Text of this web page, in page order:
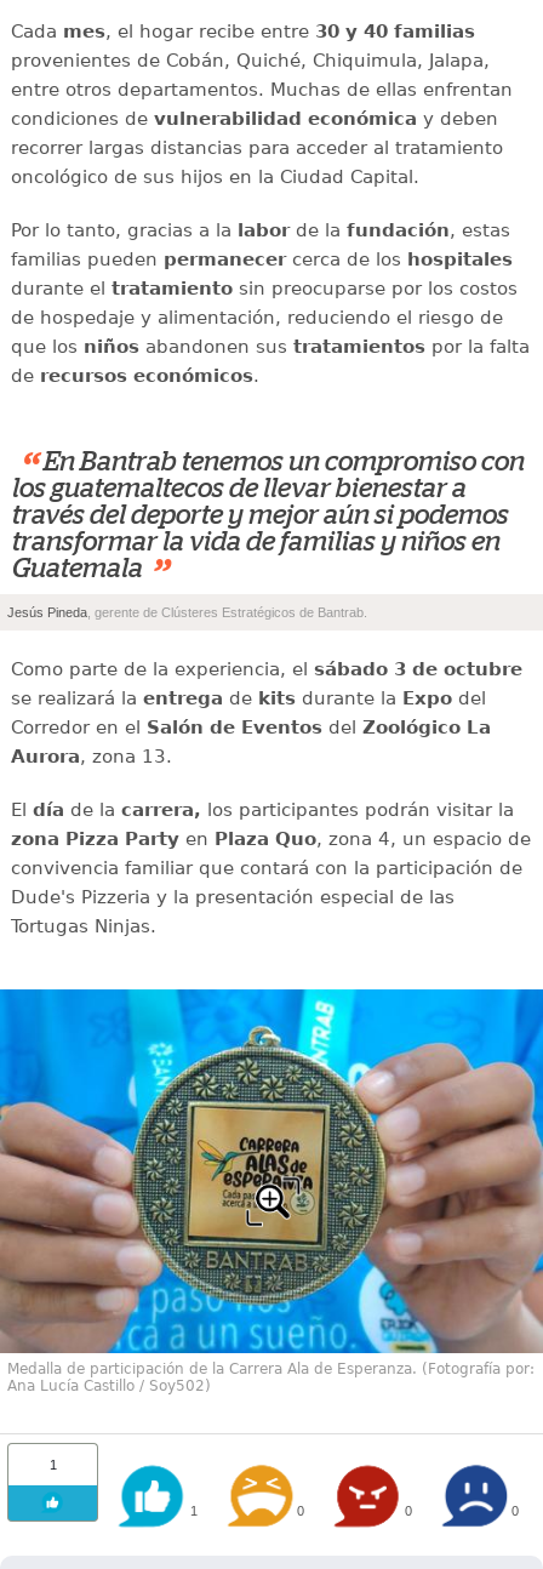
Cada mes, el hogar recibe entre 30 y 40 familias
provenientes de Cobán, Quiché, Chiquimula, Jalapa,
entre otros departamentos. Muchas de ellas enfrentan
condiciones de vulnerabilidad económica y deben
recorrer largas distancias para acceder al tratamiento
oncológico de sus hijos en la Ciudad Capital.
Por lo tanto, gracias a la laborde la fundación, estas
familias pueden permanecercerca de los hospitales
durante el tratamientosin preocuparse por los costos
de hospedaje y alimentación, reduciendo el riesgo de
que los niñosabandonen sus tratamientospor la falta
de recursos económicos.
“ En Bantrab tenemos un compromiso con
los guatemaltecos de llevar bienestar a
través del deporte y mejor aún si podemos
transformar la vida de familias y niños en
Guatemala ”
Jesús Pineda , gerente de Clústeres Estratégicos de Bantrab.
Como parte de la experiencia, el sábado 3 de octubre
se realizará la entrega de kitsdurante la Expodel
Corredor en el Salón de Eventosdel Zoológico La
Aurora, zona 13.
El día de la carrera, los participantes podrán visitar la
zona Pizza Partyen Plaza Quo, zona 4, un espacio de
convivencia familiar que contará con la participación de
Dude's Pizzeria y la presentación especial de las
Tortugas Ninjas.
Medalla de participación de la Carrera Ala de Esperanza. (Fotografía por:
Ana Lucía Castillo / Soy502)
1
1 0 0 0